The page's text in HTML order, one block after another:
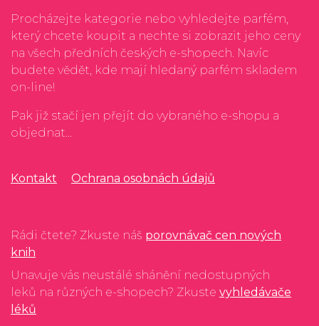
Procházejte kategorie nebo vyhledejte parfém,
který chcete koupit a nechte si zobrazit jeho ceny
na všech předních českých e-shopech. Navíc
budete vědět, kde mají hledaný parfém skladem
on-line!
Pak již stačí jen přejít do vybraného e-shopu a
objednat...
Kontakt Ochrana osobnách údajů
Rádi čtete? Zkuste náš porovnávač cen nových
knih
Unavuje vás neustálé shánění nedostupných
leků na různých e-shopech? Zkuste vyhledávače
léků